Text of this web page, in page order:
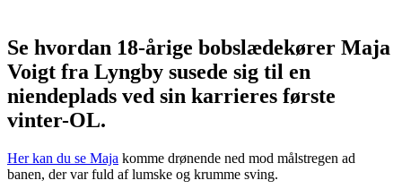
Se hvordan 18-årige bobslædekører Maja
Voigt fra Lyngby susede sig til en
niendeplads ved sin karrieres første
vinter-OL.
Her kan du se Maja komme drønende ned mod målstregen ad
banen, der var fuld af lumske og krumme sving.